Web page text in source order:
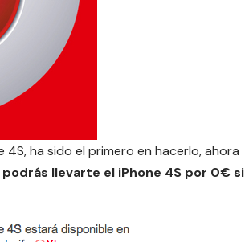
ha sido el primero en hacerlo, ahora
podrás llevarte el iPhone 4S por 0€ si